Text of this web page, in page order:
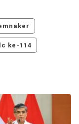
ke-114